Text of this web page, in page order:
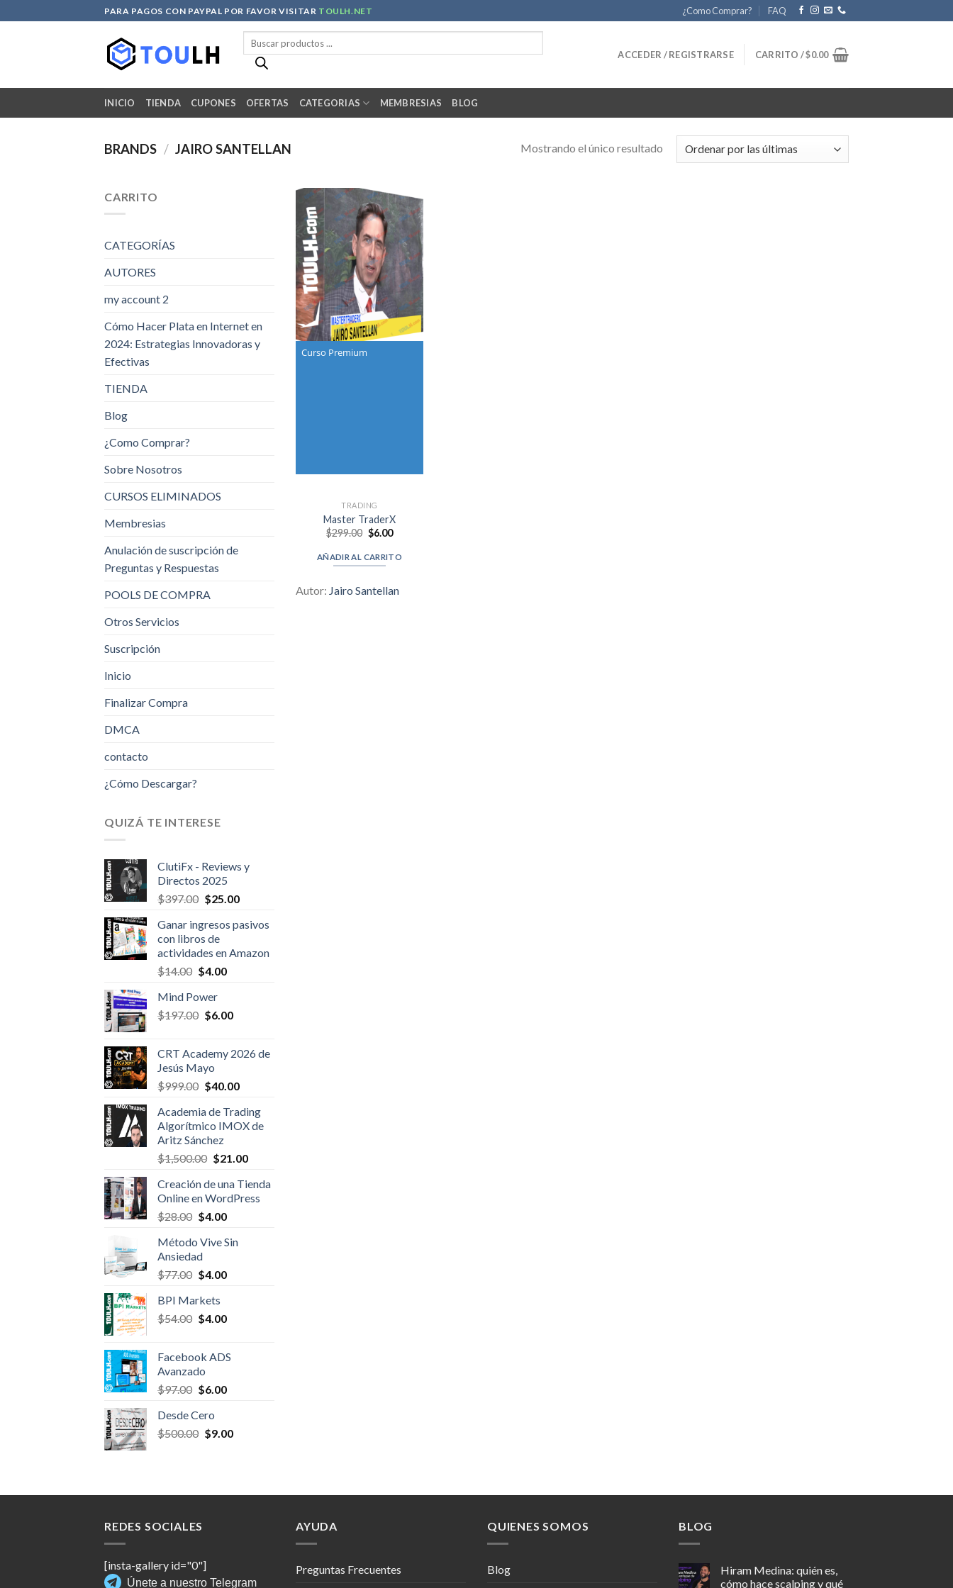
to
PARA PAGOS CON PAYPAL POR FAVOR VISITAR TOULH.NET ¿Como Comprar? FAQ
productos
ACCEDER / REGISTRARSE CARRITO /$0.00
INICIO TIENDA CUPONES OFERTAS CATEGORIAS MEMBRESIAS BLOG
BRANDS / JAIRO SANTELLAN Mostrando el único resultado
CARRITO
CATEGORÍAS
AUTORES
my account 2
Cómo Hacer Plata en Internet en
2024: Estrategias Innovadoras y
Efectivas
TIENDA
Blog
¿Como Comprar?
Sobre Nosotros
CURSOS ELIMINADOS
Membresias
Anulación de suscripción de
Preguntas y Respuestas
POOLS DE COMPRA
Otros Servicios
Suscripción
Inicio
Finalizar Compra
DMCA
contacto
¿Cómo Descargar?
QUIZÁ TE INTERESE
ClutiFx - Reviews y
Directos 2025
$397.00 Original
was:
$397.00.
$25.00Current
is:
Ganar ingresos pasivos
con libros de
actividades en Amazon
$14.00 Original
was:
$14.00.
$4.00Current
$4.00.
Mind Power
$197.00 Original
$197.00.
$6.00Current
$6.00.
CRT Academy 2026 de
Jesús Mayo
$999.00 Original
was:
$999.00.
$40.00Current
is:
$40.00.
Academia de Trading
Algorítmico IMOX de
Aritz Sánchez
$1,500.00 Original
was:
$1,500.00.
$21.00Current
is:
$21.00.
Creación de una Tienda
Online en WordPress
$28.00 Original
was:
$28.00.
$4.00Current
is:
Método Vive Sin
Ansiedad
$77.00 Original
was:
$77.00.
$4.00Current
$4.00.
BPI Markets
$54.00 Original
$54.00.
$4.00Current
$4.00.
Facebook ADS
Avanzado
$97.00 Original
was:
$97.00.
$6.00Current
$6.00.
Desde Cero
$500.00 Original
$9.00Current
Curso Premium
TRADING
Master TraderX
$299.00 Original
price
was:
$299.00.
$6.00Current
is:
$6.00.
AÑADIR AL CARRITO
Autor: Jairo Santellan
REDES SOCIALES
[insta-gallery id="0"]
Únete a nuestro Telegram
AYUDA
Preguntas Frecuentes
QUIENES SOMOS
Blog
BLOG
Hiram Medina: quién es,
cómo hace scalping y qué